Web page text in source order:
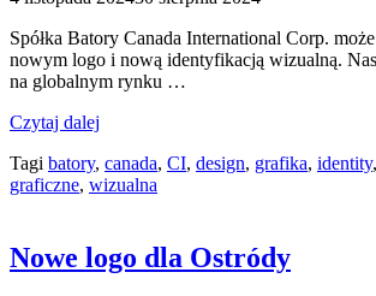
Spółka Batory Canada International Corp.
nowym logo i nową identyfikacją wizualną.
na globalnym rynku …
Czytaj dalej
Tagi batory, canada, CI, design, grafika, identity,
graficzne, wizualna
Nowe logo dla Ostródy